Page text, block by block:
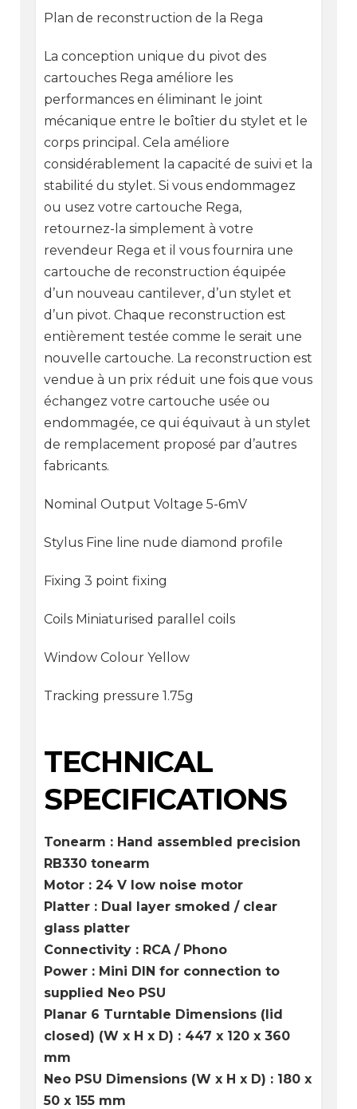
Plan de reconstruction de la Rega
La conception unique du pivot des
cartouches Rega améliore les
performances en éliminant le joint
mécanique entre le boîtier du stylet et le
corps principal. Cela améliore
considérablement la capacité de suivi et la
stabilité du stylet. Si vous endommagez
ou usez votre cartouche Rega,
retournez-la simplement à votre
revendeur Rega et il vous fournira une
cartouche de reconstruction équipée
d’un nouveau cantilever, d’un stylet et
d’un pivot. Chaque reconstruction est
entièrement testée comme le serait une
nouvelle cartouche. La reconstruction est
vendue à un prix réduit une fois que vous
échangez votre cartouche usée ou
endommagée, ce qui équivaut à un stylet
de remplacement proposé par d’autres
fabricants.
Nominal Output Voltage 5-6mV
Stylus Fine line nude diamond profile
Fixing 3 point fixing
Coils Miniaturised parallel coils
Window Colour Yellow
Tracking pressure 1.75g
TECHNICAL
SPECIFICATIONS
Tonearm : Hand assembled precision
RB330 tonearm
Motor : 24 V low noise motor
Platter : Dual layer smoked / clear
glass platter
Connectivity : RCA / Phono
Power : Mini DIN for connection to
supplied Neo PSU
Planar 6 Turntable Dimensions (lid
closed) (W x H x D) : 447 x 120 x 360
mm
Neo PSU Dimensions (W x H x D) : ​180 x
50 x 155 mm